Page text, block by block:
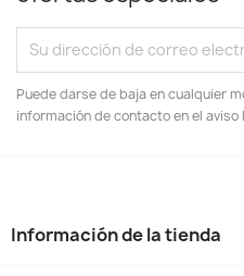
Puede darse de baja en cualquier
información de contacto en el aviso
Información de la tienda